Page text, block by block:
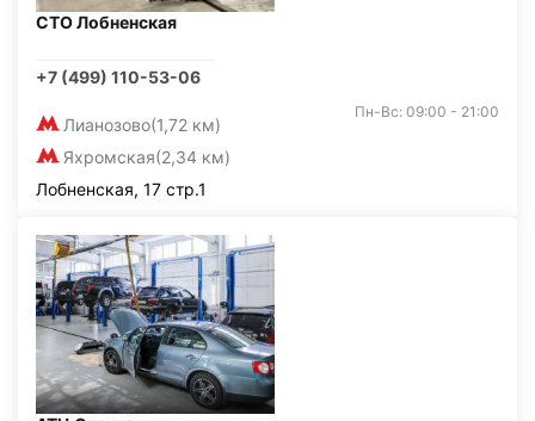
СТО Лобненская
+7 (499) 110-53-06
Лианозово(1,72 км)
Яхромская(2,34 км)
Пн-Вс: 09:00 - 21:00
Лобненская, 17 стр.1